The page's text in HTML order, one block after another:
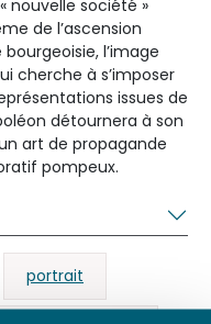
nouvelle société »
de l’ascension
l’image
cherche à s’imposer
issues de
détournera à son
art de propagande
pompeux.
portrait